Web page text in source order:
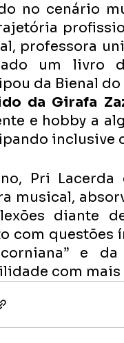
no cenário
professora
um livro
da Bienal
da Girafa
e hobby a
inclusive
Pri
musical,
diante
com questões
e
com mais